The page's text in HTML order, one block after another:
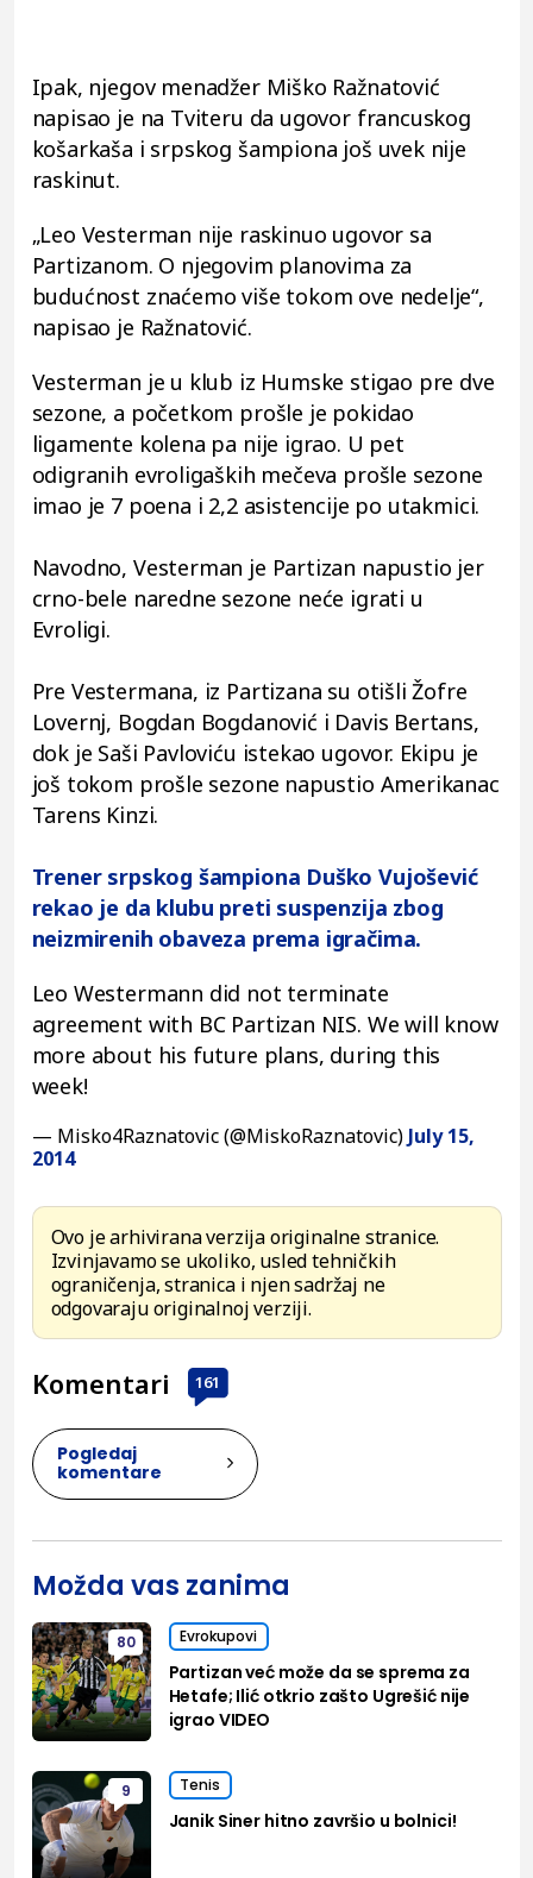
Ipak, njegov menadžer Miško Ražnatović
napisao je na Tviteru da ugovor francuskog
košarkaša i srpskog šampiona još uvek nije
raskinut.
„Leo Vesterman nije raskinuo ugovor sa
Partizanom. O njegovim planovima za
budućnost znaćemo više tokom ove nedelje“,
napisao je Ražnatović.
Vesterman je u klub iz Humske stigao pre dve
sezone, a početkom prošle je pokidao
ligamente kolena pa nije igrao. U pet
odigranih evroligaških mečeva prošle sezone
imao je 7 poena i 2,2 asistencije po utakmici.
Navodno, Vesterman je Partizan napustio jer
crno-bele naredne sezone neće igrati u
Evroligi.
Pre Vestermana, iz Partizana su otišli Žofre
Lovernj, Bogdan Bogdanović i Davis Bertans,
dok je Saši Pavloviću istekao ugovor. Ekipu je
još tokom prošle sezone napustio Amerikanac
Tarens Kinzi.
Trener srpskog šampiona Duško Vujošević
rekao je da klubu preti suspenzija zbog
neizmirenih obaveza prema igračima.
Leo Westermann did not terminate
agreement with BC Partizan NIS. We will know
more about his future plans, during this
week!
— Misko4Raznatovic (@MiskoRaznatovic) July 15,
2014
Ovo je arhivirana verzija originalne stranice.
Izvinjavamo se ukoliko, usled tehničkih
ograničenja, stranica i njen sadržaj ne
odgovaraju originalnoj verziji.
Komentari 161
Pogledaj
komentare
Možda vas zanima
80 Evrokupovi
Partizan već može da se sprema za
Hetafe; Ilić otkrio zašto Ugrešić nije
igrao VIDEO
9 Tenis
Janik Siner hitno završio u bolnici!